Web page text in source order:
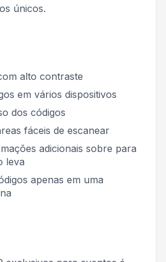
únicos.
alto contraste
em vários dispositivos
dos códigos
fáceis de escanear
adicionais sobre para
leva
apenas em uma